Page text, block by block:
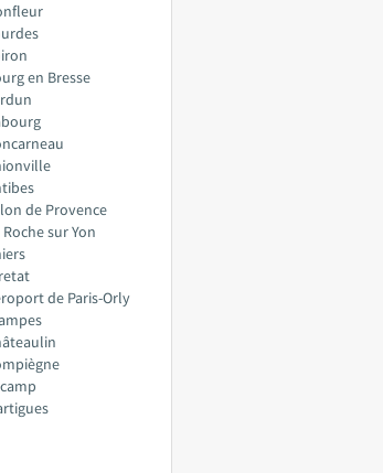
en Bresse
de Provence
sur Yon
de Paris-Orly